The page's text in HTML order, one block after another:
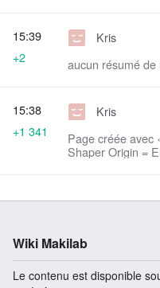
Kris
aucun résumé de
15:39
+2
Kris
Page créée avec
Shaper Origin =
15:38
+1 341
Wiki Makilab
Le contenu est disponible